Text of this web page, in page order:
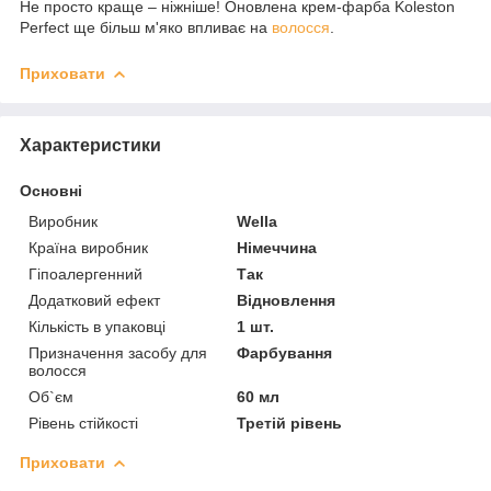
Не просто краще – ніжніше! Оновлена крем-фарба Koleston
Perfect ще більш м'яко впливає на волосся
Приховати
Характеристики
Основні
Виробник
Wella
Країна виробник
Німеччина
Гіпоалергенний
Так
Додатковий ефект
Відновлення
Кількість в упаковці
1 шт.
Призначення засобу для
волосся
Фарбування
Об`єм
60 мл
Рівень стійкості
Третій рівень
Приховати